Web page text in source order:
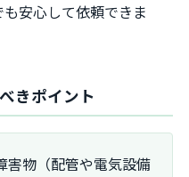
安心して依頼できま
きポイント
害物（配管や電気設備